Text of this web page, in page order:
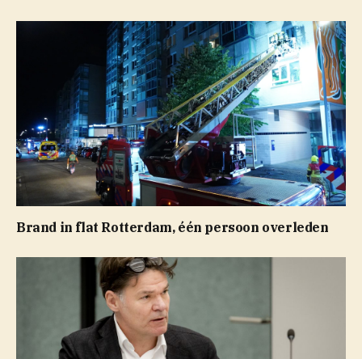
Brand in flat Rotterdam, één persoon overleden